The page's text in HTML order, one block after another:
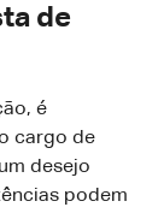
de
é
cargo de
desejo
podem